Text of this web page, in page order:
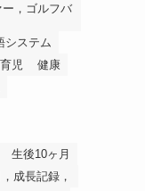
，ゴルフバ
システム
児
健康
生後10ヶ月
成長記録，